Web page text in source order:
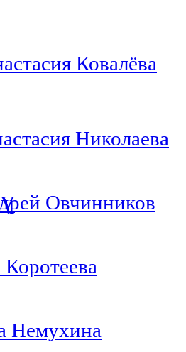
Ковалёва
Николаева
Овчинников
Немухина